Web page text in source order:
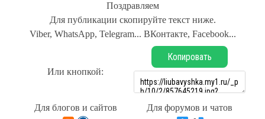
Поздравляем
Для публикации скопируйте текст ниже.
Viber, WhatsApp, Telegram... ВКонтакте, Facebook...
Или кнопкой:
Копировать
Для блогов и сайтов Для форумов и чатов